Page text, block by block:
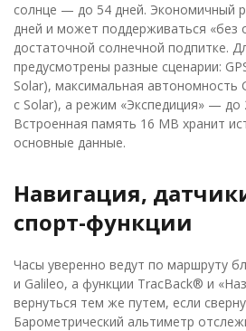
солнце — до 54 дней. Экономичный
дней и может поддерживаться «без
достаточной солнечной подпитке.
предусмотрены разные сценарии:
Solar), максимальная автономность
с Solar), а режим «Экспедиция» — до
Встроенная память 16 MB хранит
основные данные.
Навигация,
спорт-функции
Часы уверенно ведут по маршруту
и Galileo, а функции TracBack® и
вернуться тем же путем, если
Барометрический альтиметр